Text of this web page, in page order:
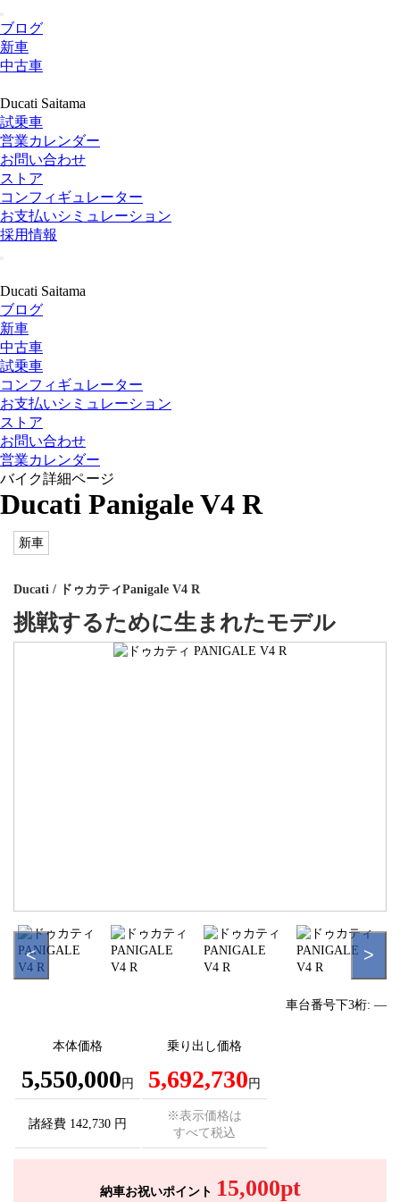
ブログ
新車
中古車
Ducati Saitama
試乗車
営業カレンダー
お問い合わせ
ストア
コンフィギュレーター
お支払いシミュレーション
採用情報
Ducati Saitama
ブログ
新車
中古車
試乗車
コンフィギュレーター
お支払いシミュレーション
ストア
お問い合わせ
営業カレンダー
バイク詳細ページ
Ducati Panigale V4 R
新車
Ducati / ドゥカティPanigale V4 R
挑戦するために生まれたモデル
< >
車台番号下3桁: ―
本体価格 乗り出し価格
5,550,000 円 5,692,730 円
諸経費 142,730 円
※表示価格は
すべて税込
納車お祝いポイント 15,000pt